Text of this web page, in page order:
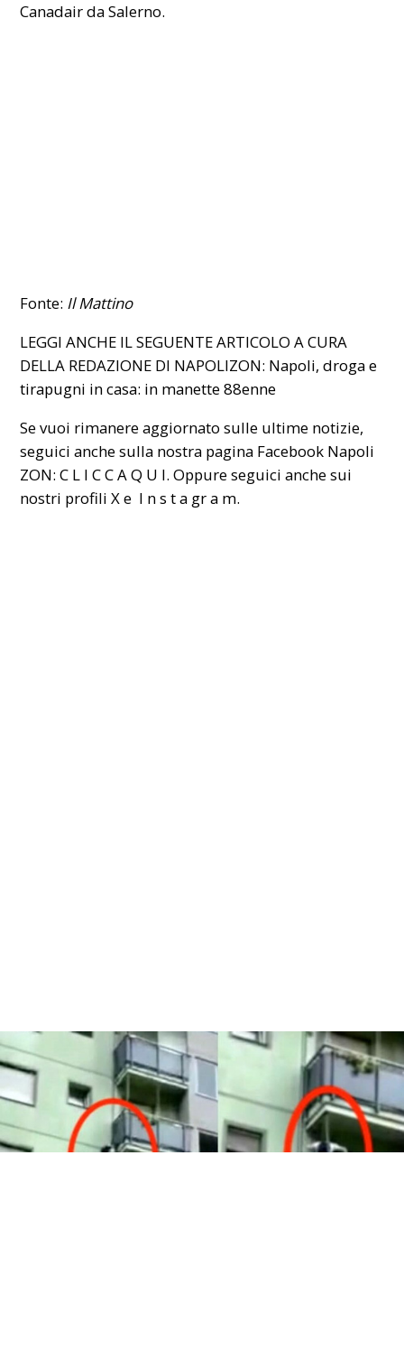
Canadair da Salerno.
Fonte: Il Mattino
LEGGI ANCHE IL SEGUENTE ARTICOLO A CURA
DELLA REDAZIONE DI NAPOLIZON: Napoli, droga e
tirapugni in casa: in manette 88enne
Se vuoi rimanere aggiornato sulle ultime notizie,
seguici anche sulla nostra pagina Facebook Napoli
ZON:C L I C C A Q U I. Oppure seguici anche sui
nostri profiliXe I n s t a gr a m.